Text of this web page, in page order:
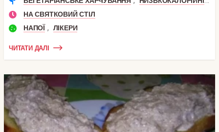
НА СВЯТКОВИЙ СТІЛ
НАПОЇ , ЛІКЕРИ
ЧИТАТИ ДАЛІ